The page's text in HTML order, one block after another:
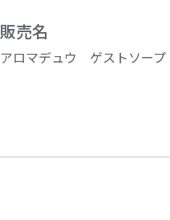
販売名
アロマデュウ ゲストソー